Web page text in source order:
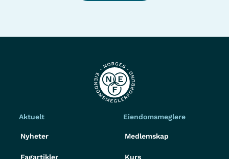
Aktuelt
Nyheter
Fagartikler
Eiendomsmeglere
Medlemskap
Kurs